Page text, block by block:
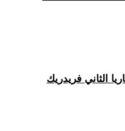
الثاني فريدريك